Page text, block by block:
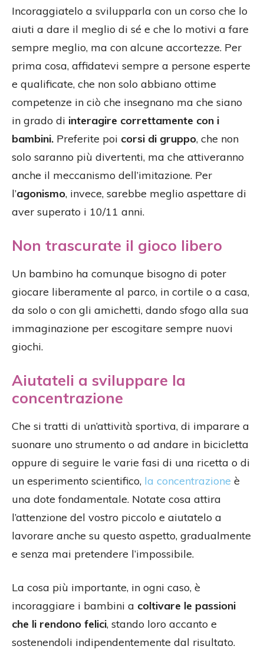
Incoraggiatelo a svilupparla con un corso che lo
aiuti a dare il meglio di sé e che lo motivi a fare
sempre meglio, ma con alcune accortezze. Per
prima cosa, affidatevi sempre a persone esperte
e qualificate, che non solo abbiano ottime
competenze in ciò che insegnano ma che siano
in grado di interagire correttamente con i
bambini. Preferite poi corsi di gruppo, che non
solo saranno più divertenti, ma che attiveranno
anche il meccanismo dell’imitazione. Per
l’agonismo, invece, sarebbe meglio aspettare di
aver superato i 10/11 anni.
Non trascurate il gioco libero
Un bambino ha comunque bisogno di poter
giocare liberamente al parco, in cortile o a casa,
da solo o con gli amichetti, dando sfogo alla sua
immaginazione per escogitare sempre nuovi
giochi.
Aiutateli a sviluppare la
concentrazione
Che si tratti di un’attività sportiva, di imparare a
suonare uno strumento o ad andare in bicicletta
oppure di seguire le varie fasi di una ricetta o di
un esperimento scientifico, la concentrazione è
una dote fondamentale. Notate cosa attira
l’attenzione del vostro piccolo e aiutatelo a
lavorare anche su questo aspetto, gradualmente
e senza mai pretendere l’impossibile.
La cosa più importante, in ogni caso, è
incoraggiare i bambini a coltivare le passioni
che li rendono felici, stando loro accanto e
sostenendoli indipendentemente dal risultato.